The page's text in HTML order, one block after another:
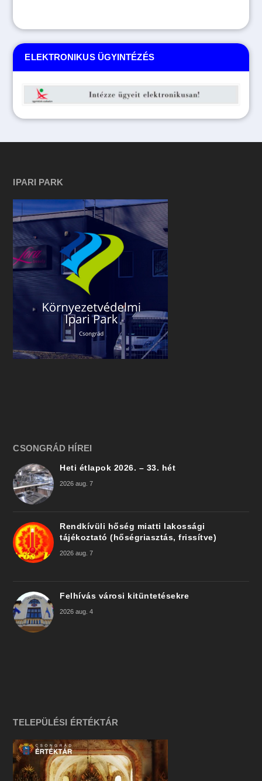
ELEKTRONIKUS ÜGYINTÉZÉS
IPARI PARK
CSONGRÁD HÍREI
Heti étlapok 2026. – 33. hét
2026 aug. 7
Rendkívüli hőség miatti lakossági
tájékoztató (hőségriasztás, frissítve)
2026 aug. 7
Felhívás városi kitüntetésekre
2026 aug. 4
TELEPÜLÉSI ÉRTÉKTÁR